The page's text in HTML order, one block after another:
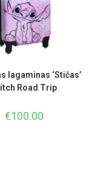
lagaminas ‘Stičas’
Road Trip
€100.00